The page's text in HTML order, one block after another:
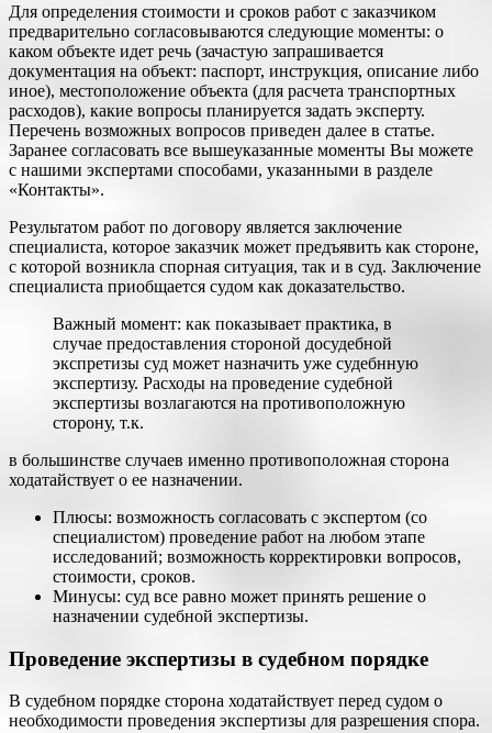
Для определения стоимости и сроков работ с заказчиком
предварительно согласовываются следующие моменты: о
каком объекте идет речь (зачастую запрашивается
документация на объект: паспорт, инструкция, описание либо
иное), местоположение объекта (для расчета транспортных
расходов), какие вопросы планируется задать эксперту.
Перечень возможных вопросов приведен далее в статье.
Заранее согласовать все вышеуказанные моменты Вы можете
с нашими экспертами способами, указанными в разделе
«Контакты».
Результатом работ по договору является заключение
специалиста, которое заказчик может предъявить как стороне,
с которой возникла спорная ситуация, так и в суд. Заключение
специалиста приобщается судом как доказательство.
Важный момент: как показывает практика, в
случае предоставления стороной досудебной
экспретизы суд может назначить уже судебнную
экспертизу. Расходы на проведение судебной
экспертизы возлагаются на противоположную
сторону, т.к.
в большинстве случаев именно противоположная сторона
ходатайствует о ее назначении.
Плюсы: возможность согласовать с экспертом (со
специалистом) проведение работ на любом этапе
исследований; возможность корректировки вопросов,
стоимости, сроков.
Минусы: суд все равно может принять решение о
назначении судебной экспертизы.
Проведение экспертизы в судебном порядке
В судебном порядке сторона ходатайствует перед судом о
необходимости проведения экспертизы для разрешения спора.